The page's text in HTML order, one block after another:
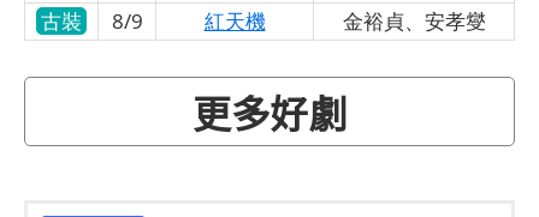
古裝
8/9 紅天機 金裕貞、安孝燮
更多好劇